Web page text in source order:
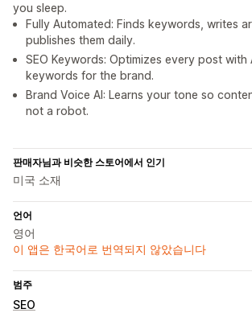
you sleep.
Fully Automated: Finds keywords, writes
publishes them daily.
SEO Keywords: Optimizes every post with
keywords for the brand.
Brand Voice AI: Learns your tone so
not a robot.
판매자님과 비슷한 스토어에서 인기
미국 소재
언어
영어
이 앱은 한국어로 번역되지 않았습니다
범주
SEO